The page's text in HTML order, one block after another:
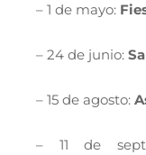
– 1 de mayo:
– 24 de junio:
– 15 de agosto:
– 11 de